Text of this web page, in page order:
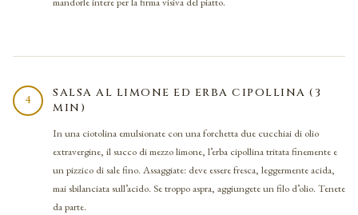
4
SALSA AL LIMONE ED ERBA CIPOLLINA (3
MIN)
In una ciotolina emulsionate con una forchetta due cucchiai di olio
extravergine, il succo di mezzo limone, l’erba cipollina tritata finemente e
un pizzico di sale fino. Assaggiate: deve essere fresca, leggermente acida,
mai sbilanciata sull’acido. Se troppo aspra, aggiungete un filo d’olio. Tenete
da parte.